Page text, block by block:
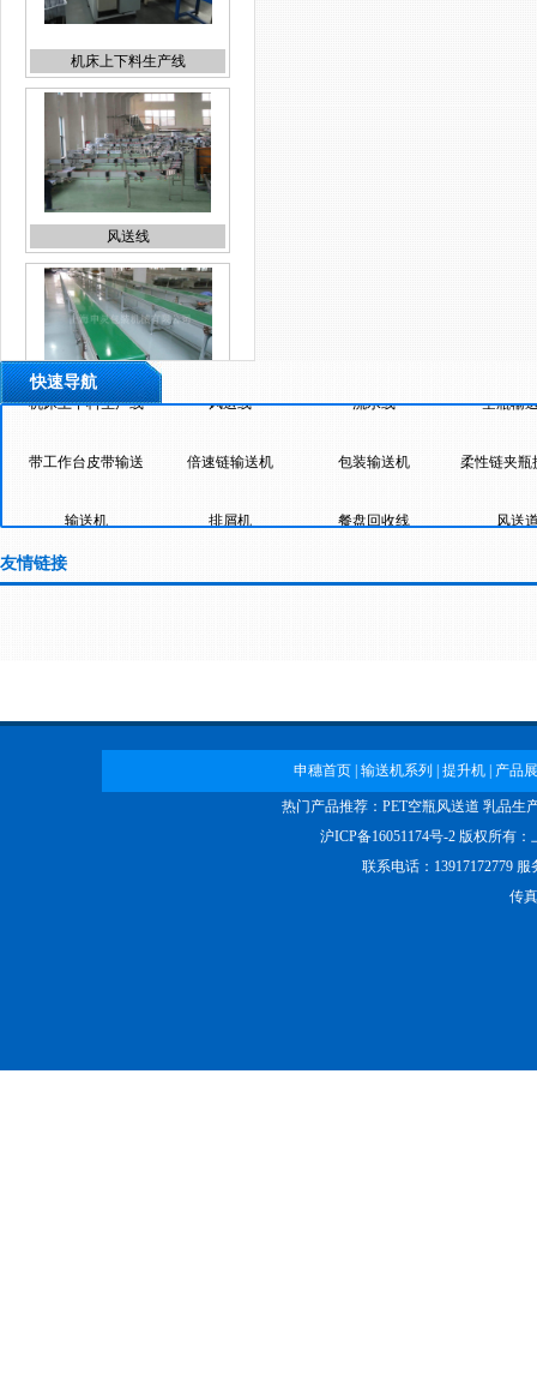
风送线
流水线
空瓶输送线
快速导航
上海传送带
友情链接
申穗首页| 输送机系列 提升机| 产品
热门产品推荐： PET空瓶风送道 乳品生
沪ICP备16051174号-2 版权所有：
联系电话：13917172779
传